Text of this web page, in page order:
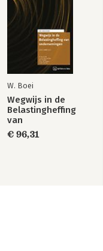
W. Boei
Wegwijs in de
Belastingheffing
van
ondernemingen
2025
€ 96,31